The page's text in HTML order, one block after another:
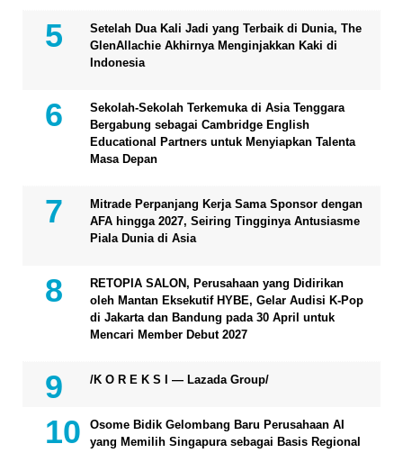
Setelah Dua Kali Jadi yang Terbaik di Dunia, The
GlenAllachie Akhirnya Menginjakkan Kaki di
Indonesia
Sekolah-Sekolah Terkemuka di Asia Tenggara
Bergabung sebagai Cambridge English
Educational Partners untuk Menyiapkan Talenta
Masa Depan
Mitrade Perpanjang Kerja Sama Sponsor dengan
AFA hingga 2027, Seiring Tingginya Antusiasme
Piala Dunia di Asia
RETOPIA SALON, Perusahaan yang Didirikan
oleh Mantan Eksekutif HYBE, Gelar Audisi K-Pop
di Jakarta dan Bandung pada 30 April untuk
Mencari Member Debut 2027
/K O R E K S I — Lazada Group/
Osome Bidik Gelombang Baru Perusahaan AI
yang Memilih Singapura sebagai Basis Regional